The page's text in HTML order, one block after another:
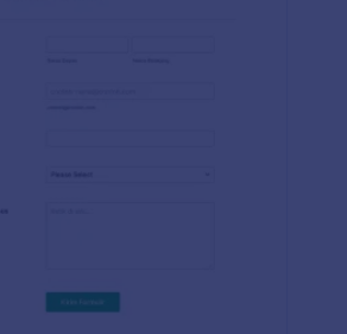
lain secarat otomotis dengan 100+
dan banyak lainnya. Salin formulir ini